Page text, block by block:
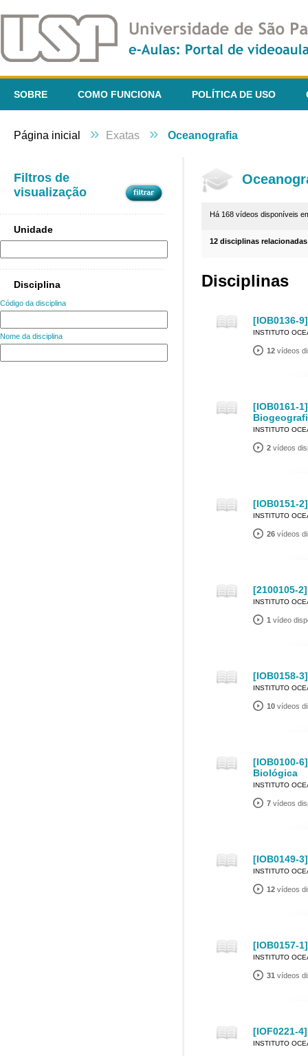
SOBRE COMO FUNCIONA POLÍTICA DE USO
Página inicial » Exatas » Oceanografia
Filtros de
visualização
Unidade
Disciplina
Código da disciplina
Nome da disciplina
Há 168 vídeos disponíveis
12 disciplinas
Disciplinas
[IOB0136-
INSTITUTO
12 vídeos
[IOB0161-
INSTITUTO
2 vídeos
[IOB0151-
INSTITUTO
26 vídeos
[2100105-
INSTITUTO
1 vídeo
[IOB0158-
INSTITUTO
10 vídeos
[IOB0100-
Biológica
INSTITUTO
7 vídeos
[IOB0149-
INSTITUTO
12 vídeos
[IOB0157-
INSTITUTO
31 vídeos
[IOF0221-
INSTITUTO